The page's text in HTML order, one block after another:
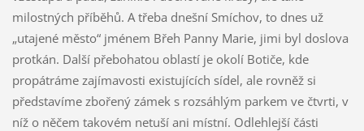
milostných příběhů. A třeba dnešní Smíchov, to dnes už
„utajené město“ jménem Břeh Panny Marie, jimi byl doslova
protkán. Další přebohatou oblastí je okolí Botiče, kde
propátráme zajímavosti existujících sídel, ale rovněž si
představíme zbořený zámek s rozsáhlým parkem ve čtvrti, v
níž o něčem takovém netuší ani místní. Odlehlejší části